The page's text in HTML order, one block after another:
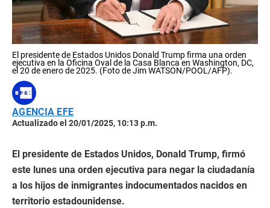
El presidente de Estados Unidos Donald Trump firma una orden
ejecutiva en la Oficina Oval de la Casa Blanca en Washington, DC,
el 20 de enero de 2025. (Foto de Jim WATSON/POOL/AFP).
AGENCIA EFE
Actualizado el 20/01/2025, 10:13 p.m.
El presidente de Estados Unidos, Donald Trump, firmó
este lunes una orden ejecutiva para negar la ciudadanía
a los hijos de inmigrantes indocumentados nacidos en
territorio estadounidense.